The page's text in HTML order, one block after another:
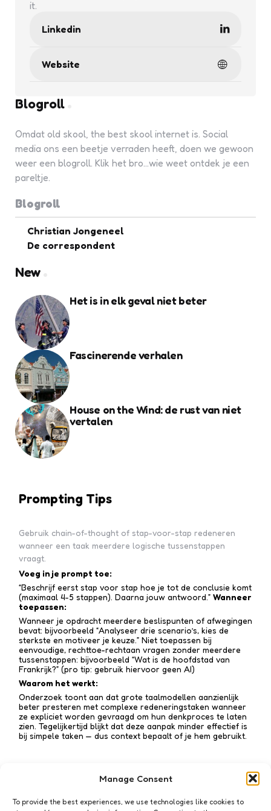
Manage Consent
To provide the best experiences, we use technologies like cookies to
it.
Linkedin
Website
Blogroll
Omdat old skool, the best skool internet is. Social
media ons een beetje verraden heeft, doen we gewoon
weer een blogroll. Klik het bro...wie weet ontdek je een
pareltje.
Blogroll
Christian Jongeneel
De correspondent
New
Het is in elk geval niet beter
Fascinerende verhalen
House on the Wind: de rust van niet
vertalen
Prompting Tips
Gebruik chain-of-thought of stap-voor-stap redeneren
wanneer een taak meerdere logische tussenstappen
vraagt.
Voeg in je prompt toe:
“Beschrijf eerst stap voor stap hoe je tot de conclusie komt
(maximaal 4-5 stappen). Daarna jouw antwoord.” Wanneer
toepassen:
Wanneer je opdracht meerdere beslispunten of afwegingen
bevat: bijvoorbeeld “Analyseer drie scenario’s, kies de
sterkste en motiveer je keuze.” Niet toepassen bij
eenvoudige, rechttoe-recht­aan vragen zonder meerdere
tussen­stappen: bijvoorbeeld “Wat is de hoofdstad van
Frankrijk?” (pro tip: gebruik hiervoor geen AI)
Waarom het werkt:
Onderzoek toont aan dat grote taalmodellen aanzienlijk
beter presteren met complexe redenerings­taken wanneer
ze expliciet worden gevraagd om hun denkproces te laten
zien. Tegelijkertijd blijkt dat deze aanpak minder effectief is
bij simpele taken — dus context bepaalt of je hem gebruikt.
Subscribe to my newsletter!